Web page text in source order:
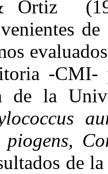
-CMI-
de la
piogens,
de